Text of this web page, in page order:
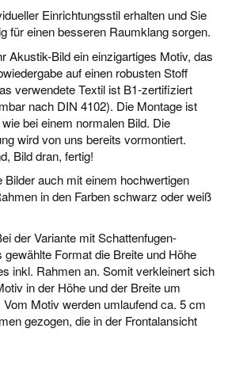
Einrichtungsstil erhalten und Sie
für einen besseren Raumklang sorgen.
Akustik-Bild ein einzigartiges Motiv, das
auf einen robusten Stoff
verwendete Textil ist B1-zertifiziert
nach DIN 4102). Die Montage ist
bei einem normalen Bild. Die
wird von uns bereits vormontiert.
Bild dran, fertig!
Bilder auch mit einem hochwertigen
in den Farben schwarz oder weiß
der Variante mit Schattenfugen-
gewählte Format die Breite und Höhe
inkl. Rahmen an. Somit verkleinert sich
in der Höhe und der Breite um
Motiv werden umlaufend ca. 5 cm
gezogen, die in der Frontalansicht